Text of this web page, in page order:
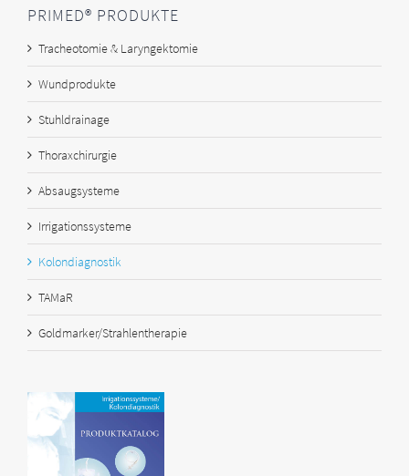
PRIMED® PRODUKTE
Tracheotomie & Laryngektomie
Wundprodukte
Stuhldrainage
Thoraxchirurgie
Absaugsysteme
Irrigationssysteme
Kolondiagnostik
TAMaR
Goldmarker/Strahlentherapie